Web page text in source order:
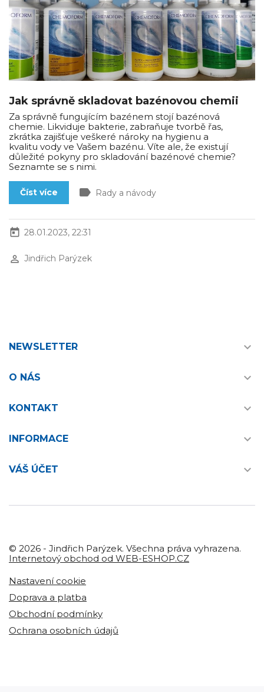
Jak správně skladovat bazénovou chemii
Za správně fungujícím bazénem stojí bazénová
chemie. Likviduje bakterie, zabraňuje tvorbě řas,
zkrátka zajišťuje veškeré nároky na hygienu a
kvalitu vody ve Vašem bazénu. Víte ale, že existují
důležité pokyny pro skladování bazénové chemie?
Seznamte se s nimi.
Číst více label Rady a návody
today 28.01.2023, 22:31
perm_identity Jindřich Parýzek
NEWSLETTER 
O NÁS 
KONTAKT 
INFORMACE 
VÁŠ ÚČET 
© 2026 - Jindřich Parýzek. Všechna práva vyhrazena.
Internetový obchod od WEB-ESHOP.CZ
Nastavení cookie
Doprava a platba
Obchodní podmínky
Ochrana osobních údajů